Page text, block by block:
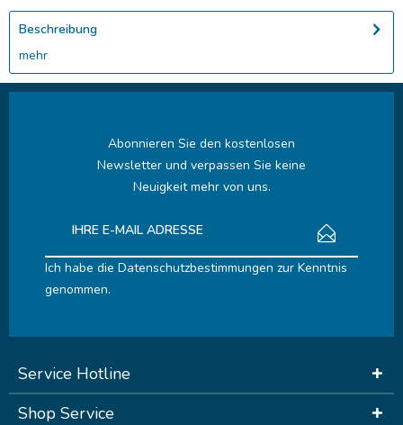
Beschreibung
mehr
Abonnieren Sie den kostenlosen
Newsletter und verpassen Sie keine
Neuigkeit mehr von uns.
Ich habe die Datenschutzbestimmungen zur Kenntnis
genommen.
Service Hotline
Shop Service